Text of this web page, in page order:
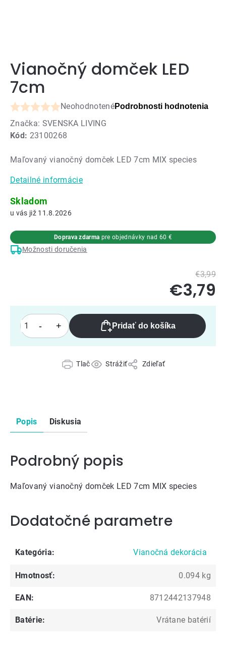
Vianočný domček LED
7cm
Kód: 23100268
Priemerné
hodnotenie
produktu
0,0
5
hviezdičiek.
NeohodnotenéPodrobnosti hodnotenia
Značka: SVENSKA LIVING
Pridať do košíka
Maľovaný vianočný domček LED 7cm MIX species
Detailné informácie
Tlač Strážiť Zdieľať
Skladom
11.8.2026
Možnosti doručenia
Doprava zdarma pre objednávky nad 60 €
€3,99
€3,79
Popis Diskusia
Podrobný popis
Maľovaný vianočný domček LED 7cm MIX species
Dodatočné parametre
Kategória: Vianočná dekorácia
Hmotnosť: 0.094 kg
EAN: 8712442137948
Batérie: Vrátane batérií